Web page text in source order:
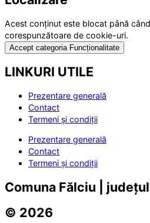
Acest conținut este blocat până
corespunzătoare de cookie-uri.
Accept categoria Funcționalitate
LINKURI UTILE
Prezentare generală
Contact
Termeni și condiții
Prezentare generală
Contact
Termeni și condiții
Comuna Fălciu |
© 2026